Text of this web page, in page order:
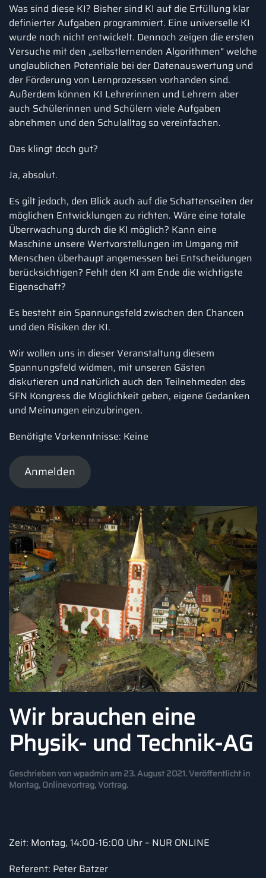
Was sind diese KI? Bisher sind KI auf die Erfüllung klar
definierter Aufgaben programmiert. Eine universelle KI
wurde noch nicht entwickelt. Dennoch zeigen die ersten
Versuche mit den „selbstlernenden Algorithmen“ welche
unglaublichen Potentiale bei der Datenauswertung und
der Förderung von Lernprozessen vorhanden sind.
Außerdem können KI Lehrerinnen und Lehrern aber
auch Schülerinnen und Schülern viele Aufgaben
abnehmen und den Schulalltag so vereinfachen.
Das klingt doch gut?
Ja, absolut.
Es gilt jedoch, den Blick auch auf die Schattenseiten der
möglichen Entwicklungen zu richten. Wäre eine totale
Überrwachung durch die KI möglich? Kann eine
Maschine unsere Wertvorstellungen im Umgang mit
Menschen überhaupt angemessen bei Entscheidungen
berücksichtigen? Fehlt den KI am Ende die wichtigste
Eigenschaft?
Es besteht ein Spannungsfeld zwischen den Chancen
und den Risiken der KI.
Wir wollen uns in dieser Veranstaltung diesem
Spannungsfeld widmen, mit unseren Gästen
diskutieren und natürlich auch den Teilnehmeden des
SFN Kongress die Möglichkeit geben, eigene Gedanken
und Meinungen einzubringen.
Benötigte Vorkenntnisse: Keine
Anmelden
Wir brauchen eine
Physik- und Technik-AG
Geschrieben vonwpadminam23. August 2021. Veröffentlicht in
Montag,Onlinevortrag,Vortrag.
Zeit: Montag, 14:00-16:00 Uhr – NUR ONLINE
Referent: Peter Batzer